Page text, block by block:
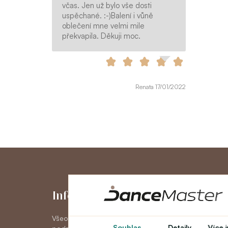
včas. Jen už bylo vše dosti
uspěchané. :-)Balení i vůně
oblečení mne velmi mile
překvapila. Děkuji moc.
Renata 17/01/2022
Informace
Všeobecné obchodní
Můj účet
Můj účet